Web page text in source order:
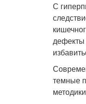
С
дефекты
темные